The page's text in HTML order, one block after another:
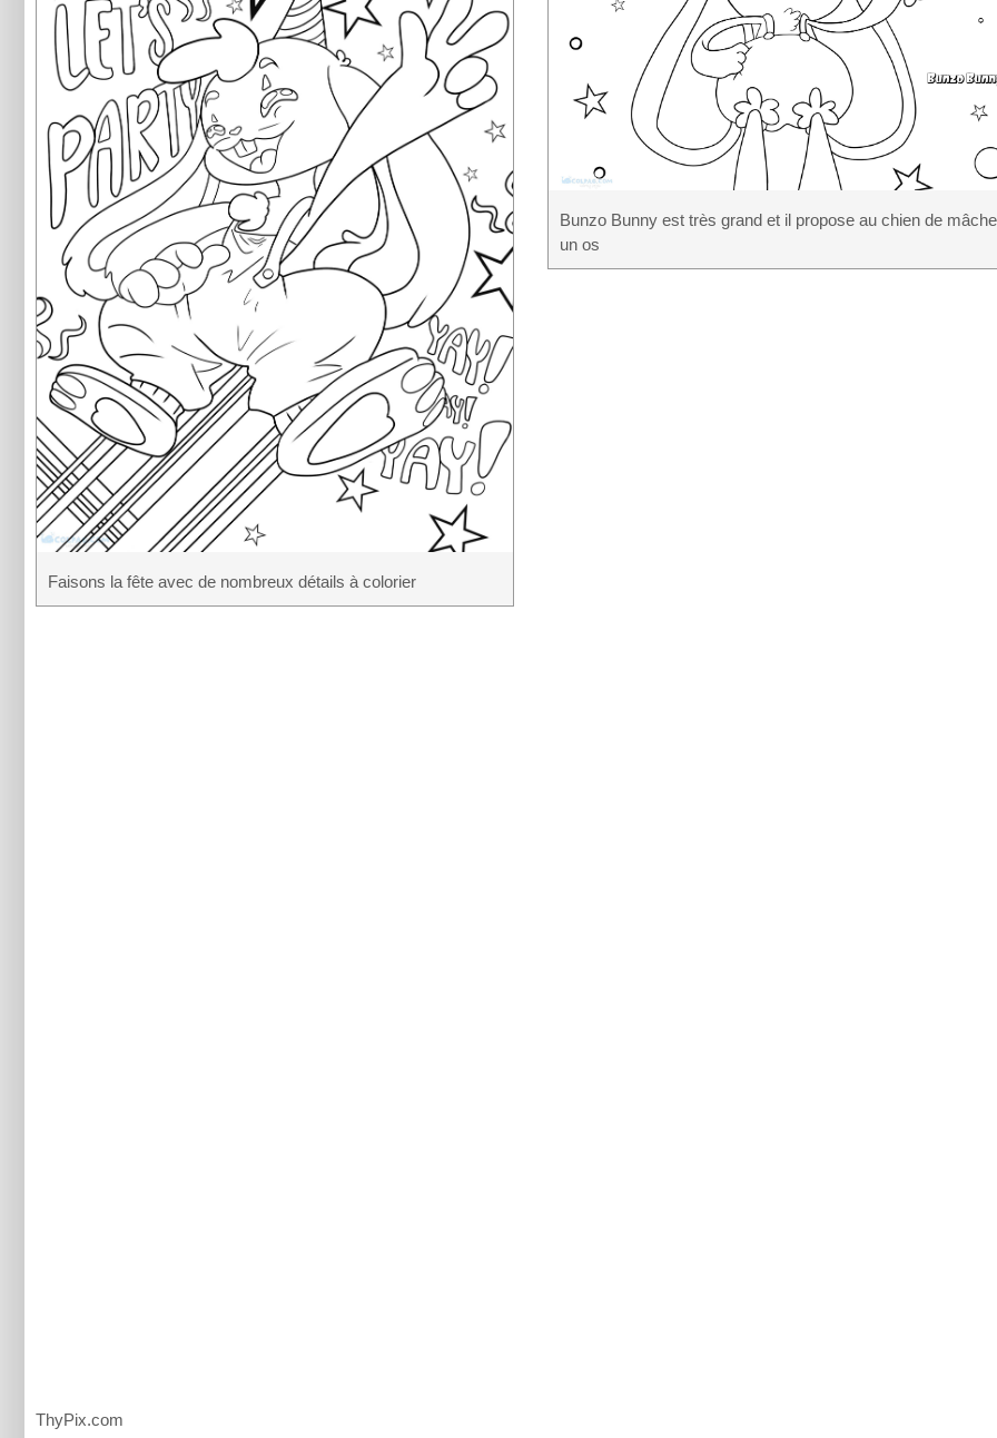
Faisons la fête avec de nombreux détails à colorier
Bunzo Bunny est très grand et il propose au chien de
un os
ThyPix.com